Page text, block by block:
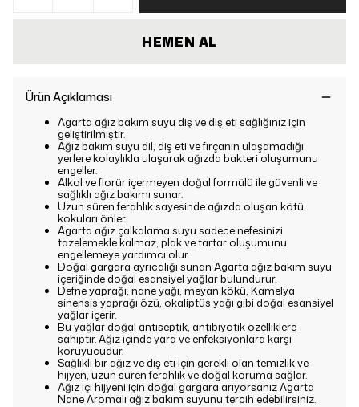
HEMEN AL
Ürün Açıklaması
Agarta ağız bakım suyu diş ve diş eti sağlığınız için
geliştirilmiştir.
Ağız bakım suyu dil, diş eti ve fırçanın ulaşamadığı
yerlere kolaylıkla ulaşarak ağızda bakteri oluşumunu
engeller.
Alkol ve florür içermeyen doğal formülü ile güvenli ve
sağlıklı ağız bakımı sunar.
Uzun süren ferahlık sayesinde ağızda oluşan kötü
kokuları önler.
Agarta ağız çalkalama suyu sadece nefesinizi
tazelemekle kalmaz, plak ve tartar oluşumunu
engellemeye yardımcı olur.
Doğal gargara ayrıcalığı sunan Agarta ağız bakım suyu
içeriğinde doğal esansiyel yağlar bulundurur.
Defne yaprağı, nane yağı, meyan kökü, Kamelya
sinensis yaprağı özü, okaliptüs yağı gibi doğal esansiyel
yağlar içerir.
Bu yağlar doğal antiseptik, antibiyotik özelliklere
sahiptir. Ağız içinde yara ve enfeksiyonlara karşı
koruyucudur.
Sağlıklı bir ağız ve diş eti için gerekli olan temizlik ve
hijyen, uzun süren ferahlık ve doğal koruma sağlar.
Ağız içi hijyeni için doğal gargara arıyorsanız Agarta
Nane Aromalı ağız bakım suyunu tercih edebilirsiniz.